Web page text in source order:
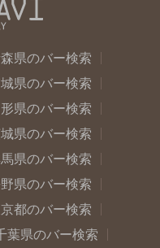
県のバー検索
県のバー検索
県のバー検索
県のバー検索
県のバー検索
県のバー検索
都のバー検索
葉県のバー検索